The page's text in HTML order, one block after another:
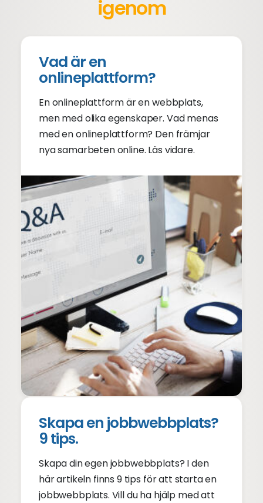
igenom
Vad är en
onlineplattform?
En onlineplattform är en webbplats,
men med olika egenskaper. Vad menas
med en onlineplattform? Den främjar
nya samarbeten online. Läs vidare.
Skapa en jobbwebbplats?
9 tips.
Skapa din egen jobbwebbplats? I den
här artikeln finns 9 tips för att starta en
jobbwebbplats. Vill du ha hjälp med att